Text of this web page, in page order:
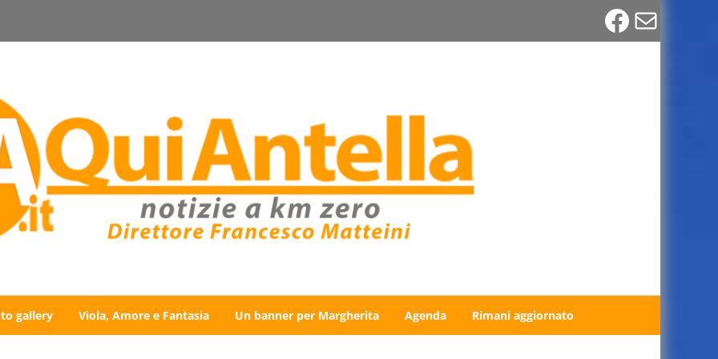
Email
gallery Viola, Amore e Fantasia Un banner per Margherita Agenda Rimani aggiornato